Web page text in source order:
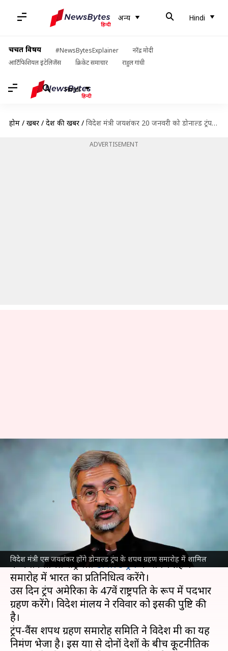
अन्य Hindi
चर्चित विषय #NewsBytesExplainer
नरेंद्र मोदी
आर्टिफिशियल इंटेलिजेंस
क्रिकेट समाचार राहुल गांधी
Hindi
होम / खबरें / देश की खबरें / विदेश मंत्री जयशंकर 20 जनवरी को डोनाल्ड ट्रंप के शपथ ग्रहण समारोह में होंगे शामिल
ADVERTISEMENT
विदेश मंत्री एस जयशंकर होंगे डोनाल्ड ट्रंप के शपथ ग्रहण समारोह में शामिल
विदेश मंत्री जयशंकर 20 जनवरी को
डोनाल्ड ट्रंप के शपथ ग्रहण समारोह में
होंगे शामिल
Jan 12, 2025 11:49 am
विदेश मंत्रीएस जयशंकर20 जनवरी को होने वाले अमेरिका
के नवनिर्वाचित राष्ट्रपतिडोनाल्ड ट्रंपके शपथ ग्रहण
समारोह में भारत का प्रतिनिधित्व करेंगे।
उस दिन ट्रंप अमेरिका के 47वें राष्ट्रपति के रूप में पदभार
ग्रहण करेंगे। विदेश मंत्रालय ने रविवार को इसकी पुष्टि की
है।
ट्रंप-वैंस शपथ ग्रहण समारोह समिति ने विदेश मंत्री का यह
निमंत्रण भेजा है। इस यात्रा से दोनों देशों के बीच कूटनीतिक